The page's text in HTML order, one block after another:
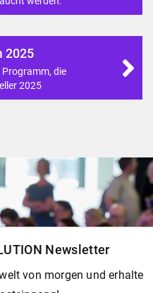
2025
die
2025
Newsletter
von morgen und erhalte